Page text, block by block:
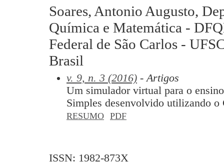
Soares, Antonio Augusto,
Química e Matemática -
Federal de São Carlos -
Brasil
v. 9, n. 3 (2016) - Artigos
Um simulador virtual para o
Simples desenvolvido utilizando o
RESUMO PDF
ISSN: 1982-873X